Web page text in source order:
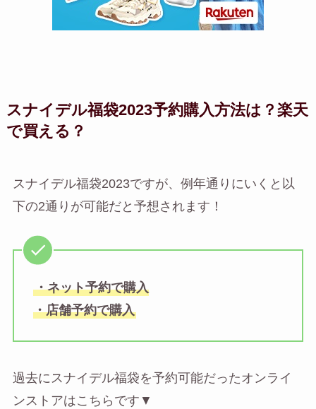
スナイデル福袋2023予約購入方法は？楽天
で買える？
スナイデル福袋2023ですが、例年通りにいくと以
下の2通りが可能だと予想されます！
・ネット予約で購入
・店舗予約で購入
過去にスナイデル福袋を予約可能だったオンライ
ンストアはこちらです▼